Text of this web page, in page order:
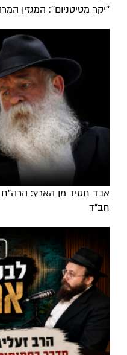
''יקר מטיטניום'': המגזין
אבד חסיד מן הארץ:
חב"ד